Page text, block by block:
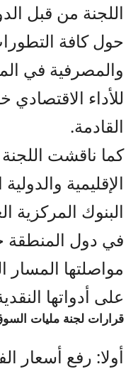
اللجنة من قبل
حول كافة
والمصرفية في
للأداء الاقتصادي
القادمة.
كما ناقشت
الإقليمية
البنوك المركزية
في دول المنطقة
مواصلتها المسار
على أدواتها
قرارات لجنة مليات
أولا: رفع أسعار